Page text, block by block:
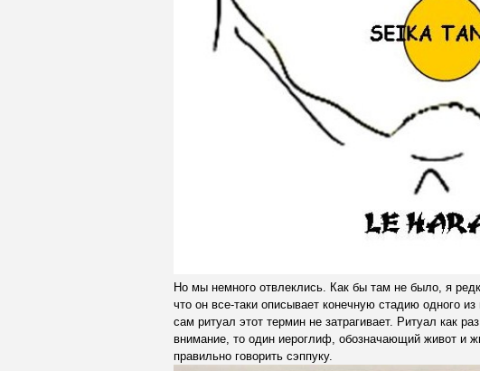
Но мы немного отвлеклись. Как бы там не было, я
что он все-таки описывает конечную стадию одного
сам ритуал этот термин не затрагивает. Ритуал как
внимание, то один иероглиф, обозначающий живот и
правильно говорить сэппуку.